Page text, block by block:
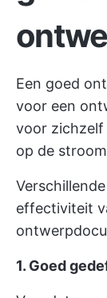
Een goed
voor een
voor zichzelf
op de
effectiviteit
1. Goed